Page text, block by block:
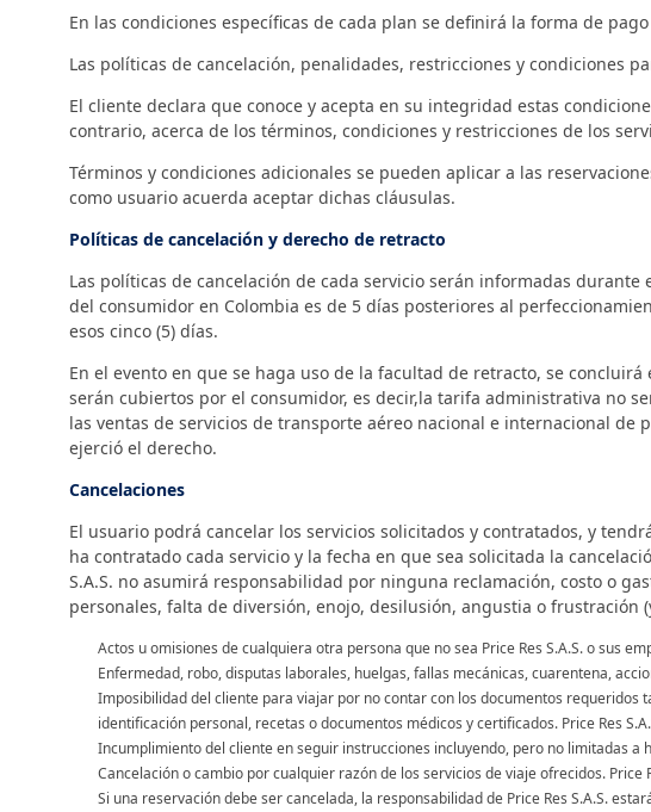
En las condiciones específicas de cada plan se definirá la forma de
Las políticas de cancelación, penalidades, restricciones y condiciones
El cliente declara que conoce y acepta en su integridad estas
contrario, acerca de los términos, condiciones y restricciones de los
Términos y condiciones adicionales se pueden aplicar a las
como usuario acuerda aceptar dichas cláusulas.
Políticas de cancelación y derecho de retracto
Las políticas de cancelación de cada servicio serán informadas
del consumidor en Colombia es de 5 días posteriores al
esos cinco (5) días.
En el evento en que se haga uso de la facultad de retracto, se
serán cubiertos por el consumidor, es decir,la tarifa administrativa no
las ventas de servicios de transporte aéreo nacional e internacional
ejerció el derecho.
Cancelaciones
El usuario podrá cancelar los servicios solicitados y contratados, y
ha contratado cada servicio y la fecha en que sea solicitada la
S.A.S. no asumirá responsabilidad por ninguna reclamación, costo o
personales, falta de diversión, enojo, desilusión, angustia o frustración
Actos u omisiones de cualquiera otra persona que no sea Price Res S.A.S. o sus
Enfermedad, robo, disputas laborales, huelgas, fallas mecánicas, cuarentena,
Imposibilidad del cliente para viajar por no contar con los documentos requeridos
identificación personal, recetas o documentos médicos y certificados. Price Res
Incumplimiento del cliente en seguir instrucciones incluyendo, pero no limitadas
Cancelación o cambio por cualquier razón de los servicios de viaje ofrecidos.
Si una reservación debe ser cancelada, la responsabilidad de Price Res S.A.S.